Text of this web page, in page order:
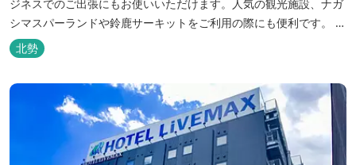
ジネスでのご出張にもお使いいただけます。人気の観光施設、ナガ
シマスパーランドや鈴鹿サーキットをご利用の際にも便利です。 和
食、イタリアン、中華と多彩な三重の味をどうぞお楽しみくださ
い。近鉄四日市駅から徒歩３分と、公共交通機関でのお越しにも大
変便利です。
北勢